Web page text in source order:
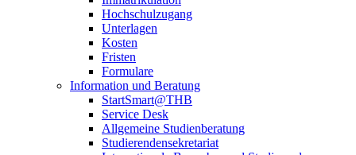
Hochschulzugang
Unterlagen
Kosten
Fristen
Formulare
Information und Beratung
StartSmart@THB
Service Desk
Allgemeine Studienberatung
Studierendensekretariat